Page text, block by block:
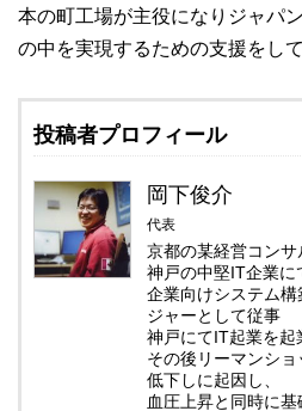
本の町工場が主役になりジャパ
の中を実現するための支援をして
投稿者プロフィール
岡下俊介
代表
京都の某経営コン
神戸の中堅IT企業に
企業向けシステム
ジャーとして従事
神戸にてIT起業を
その後リーマンシ
低下しに起因し、
血圧上昇と同時に